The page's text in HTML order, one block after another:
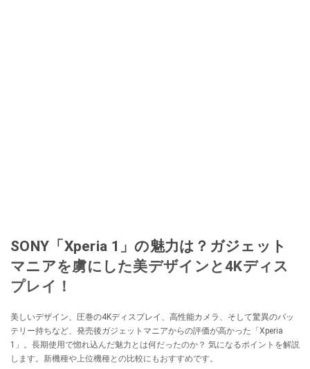
SONY「Xperia 1」の魅力は？ガジェット
マニアを虜にした美デザインと4Kディス
プレイ！
美しいデザイン、圧巻の4Kディスプレイ、高性能カメラ、そして驚異のバッ
テリー持ちなど、発売後ガジェットマニアからの評価が高かった「Xperia
1」。長期使用で惚れ込んだ魅力とは何だったのか？ 気になるポイントを解説
します。新機種や上位機種との比較にもおすすめです。